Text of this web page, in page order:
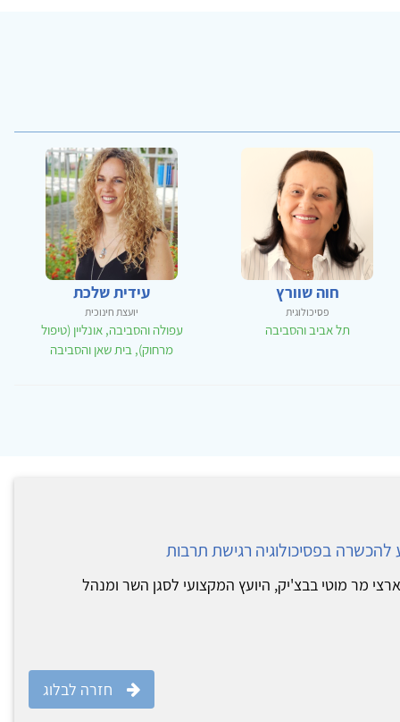
חוה שוורץ
פסיכולוגית
תל אביב והסביבה
עידית שלכת
יועצת חינוכית
עפולה והסביבה, אונליין (טיפול
מרחוק), בית שאן והסביבה
בפסיכולוגיה רגישת תרבות
מר מוטי בבצ'יק, היועץ המקצועי לסגן השר ומנהל
חזרה לבלוג